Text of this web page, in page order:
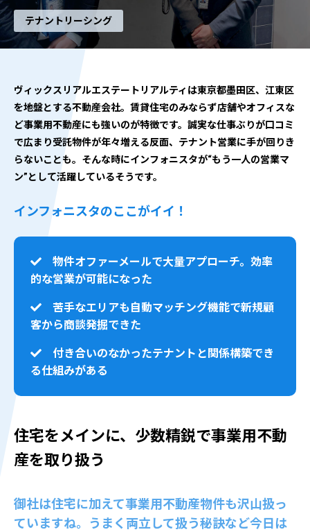
テナントリーシング
ヴィックスリアルエステートリアルティは東京都墨田区、江東区
を地盤とする不動産会社。賃貸住宅のみならず店舗やオフィスな
ど事業用不動産にも強いのが特徴です。誠実な仕事ぶりが口コミ
で広まり受託物件が年々増える反面、テナント営業に手が回りき
らないことも。そんな時にインフォニスタが“もう一人の営業マ
ン”として活躍しているそうです。
インフォニスタのここがイイ！
物件オファーメールで大量アプローチ。効率
的な営業が可能になった
苦手なエリアも自動マッチング機能で新規顧
客から商談発掘できた
付き合いのなかったテナントと関係構築でき
る仕組みがある
住宅をメインに、少数精鋭で事業用不動
産を取り扱う
御社は住宅に加えて事業用不動産物件も沢山扱っ
ていますね。うまく両立して扱う秘訣など今日は